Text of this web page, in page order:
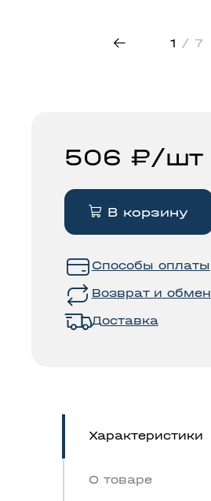
1 / 7
506 ₽/шт
В корзину
Способы оплаты
Возврат и обмен
Доставка
Характеристики
О товаре